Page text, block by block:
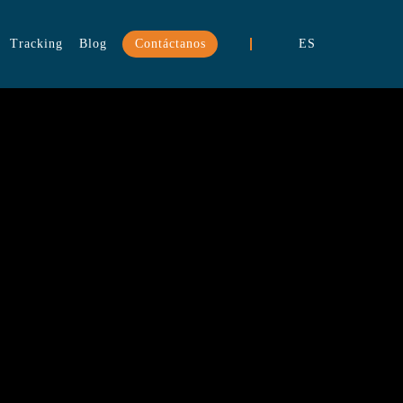
Tracking Blog Contáctanos ES